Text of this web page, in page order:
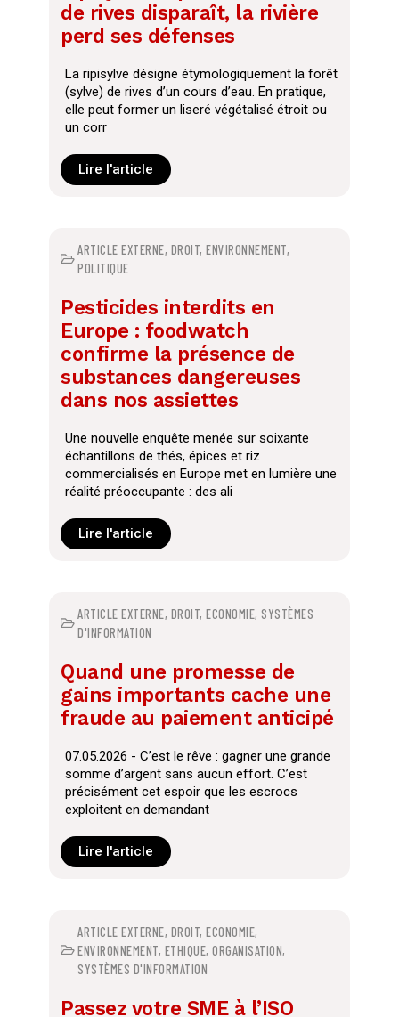
de rives disparaît, la rivière
perd ses défenses
La ripisylve désigne étymologiquement la forêt
(sylve) de rives d’un cours d’eau. En pratique,
elle peut former un liseré végétalisé étroit ou
un corr
Lire l'article
ARTICLE EXTERNE, DROIT,ENVIRONNEMENT,
POLITIQUE
Pesticides interdits en
Europe : foodwatch
confirme la présence de
substances dangereuses
dans nos assiettes
Une nouvelle enquête menée sur soixante
échantillons de thés, épices et riz
commercialisés en Europe met en lumière une
réalité préoccupante : des ali
Lire l'article
ARTICLE EXTERNE, DROIT,ECONOMIE,SYSTÈMES
D'INFORMATION
Quand une promesse de
gains importants cache une
fraude au paiement anticipé
07.05.2026 - C’est le rêve : gagner une grande
somme d’argent sans aucun effort. C’est
précisément cet espoir que les escrocs
exploitent en demandant
Lire l'article
ARTICLE EXTERNE, DROIT,ECONOMIE,
ENVIRONNEMENT, ETHIQUE,ORGANISATION,
SYSTÈMES D'INFORMATION
Passez votre SME à l’ISO